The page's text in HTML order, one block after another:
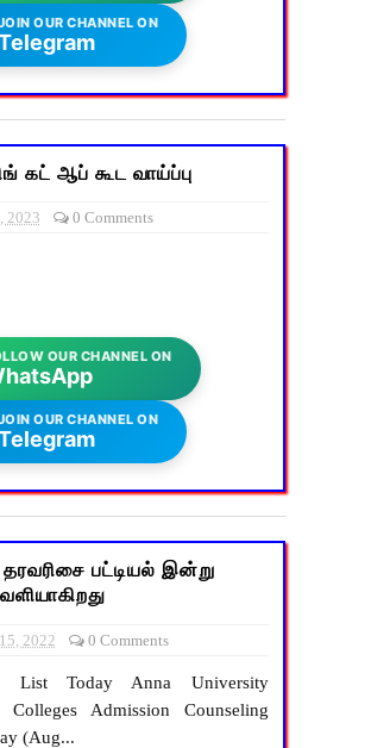
OUR CHANNEL ON
கட் ஆப் கூட வாய்ப்பு
2023 0 Comments
OUR CHANNEL ON
OUR CHANNEL ON
பட்டியல் இன்று
2022 0 Comments
List Today Anna University
Admission Counseling
(Aug...